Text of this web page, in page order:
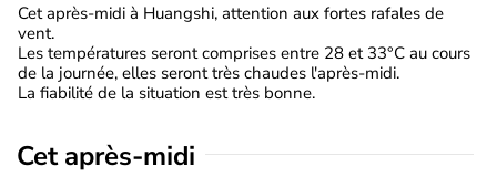
Cet après-midi à Huangshi, attention aux fortes rafales de
vent.
Les températures seront comprises entre 28 et 33°C au cours
de la journée, elles seront très chaudes l'après-midi.
La fiabilité de la situation est très bonne.
Cet après-midi